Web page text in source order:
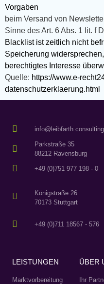
Vorgaben
beim Versand von
Sinne des Art. 6 Abs. 1 lit. f
Blacklist ist zeitlich nicht
Speicherung
berechtigtes Interesse
Quelle: https://www.e-
datenschutzerklaerung.html
info@leibfarth.consulting
Parkstraße 35
88212 Ravensburg
+49 (0)751 977 198 - 0
Königstraße 26
70173 Stuttgart
+49 (0)711 18567 - 576
LEISTUNGEN
Marktvorbereitung
ÜBER
Ihr